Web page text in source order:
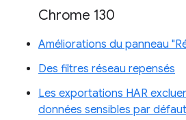
Chrome 130
Améliorations du panneau
Des filtres réseau repensés
Les exportations HAR
données sensibles par défaut